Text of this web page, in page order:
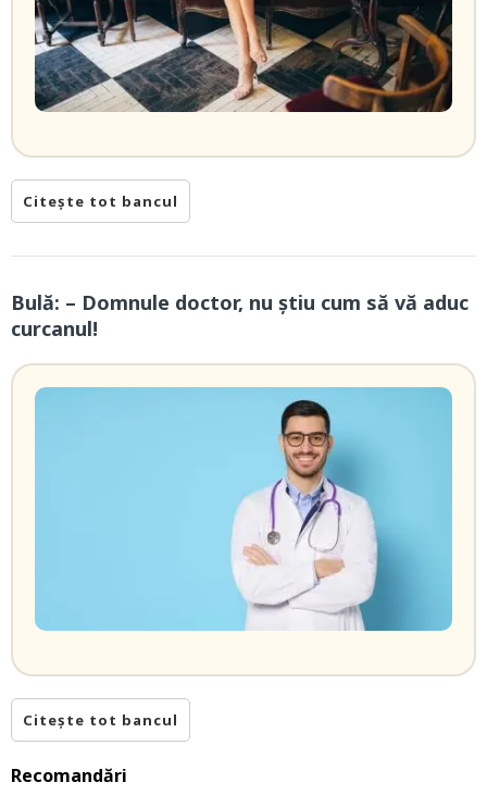
Citește tot bancul
Bulă: – Domnule doctor, nu știu cum să vă aduc
curcanul!
Citește tot bancul
Recomandări